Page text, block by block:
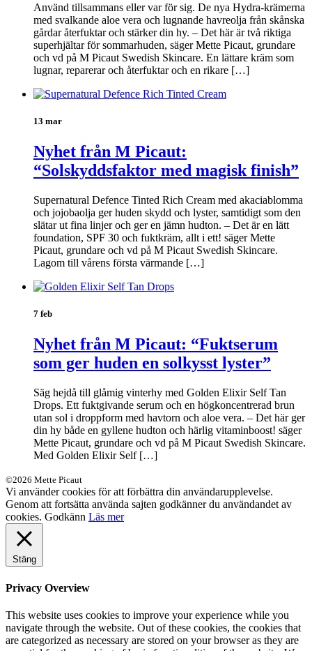
Använd tillsammans eller var för sig. De nya Hydra-krämerna
med svalkande aloe vera och lugnande havreolja från skånska
gårdar återfuktar och stärker din hy. – Det här är två riktiga
superhjältar för sommarhuden, säger Mette Picaut, grundare
och vd på M Picaut Swedish Skincare. En lättare kräm som
lugnar, reparerar och återfuktar och en rikare […]
13 mar
Nyhet från M Picaut:
“Solskyddsfaktor med magisk finish”
Supernatural Defence Tinted Rich Cream med akaciablomma
och jojobaolja ger huden skydd och lyster, samtidigt som den
slätar ut fina linjer och ger en jämn hudton. – Det är en lätt
foundation, SPF 30 och fuktkräm, allt i ett! säger Mette
Picaut, grundare och vd på M Picaut Swedish Skincare.
Lagom till vårens första värmande […]
7 feb
Nyhet från M Picaut: “Fuktserum
som ger huden en solkysst lyster”
Säg hejdå till glåmig vinterhy med Golden Elixir Self Tan
Drops. Ett fuktgivande serum och en högkoncentrerad brun
utan sol i droppform med havtorn och aloe vera. – Det här ger
din hy både en gyllene hudton och härlig vitaminboost! säger
Mette Picaut, grundare och vd på M Picaut Swedish Skincare.
Med Golden Elixir Self […]
©2026 Mette Picaut
Vi använder cookies för att förbättra din användarupplevelse.
Genom att fortsätta använda sajten godkänner du användandet av
cookies. Godkänn Läs mer
Stäng
Privacy Overview
This website uses cookies to improve your experience while you
navigate through the website. Out of these cookies, the cookies that
are categorized as necessary are stored on your browser as they are